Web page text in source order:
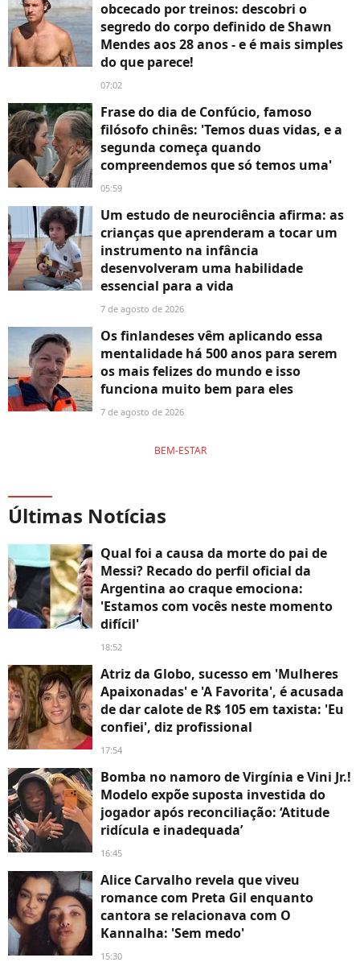
obcecado por treinos: descobri o
segredo do corpo definido de Shawn
Mendes aos 28 anos - e é mais simples
do que parece!
07:02
Frase do dia de Confúcio, famoso
filósofo chinês: 'Temos duas vidas, e a
segunda começa quando
compreendemos que só temos uma'
05:59
Um estudo de neurociência afirma: as
crianças que aprenderam a tocar um
instrumento na infância
desenvolveram uma habilidade
essencial para a vida
7 de agosto de 2026
Os finlandeses vêm aplicando essa
mentalidade há 500 anos para serem
os mais felizes do mundo e isso
funciona muito bem para eles
7 de agosto de 2026
BEM-ESTAR
Últimas Notícias
Qual foi a causa da morte do pai de
Messi? Recado do perfil oficial da
Argentina ao craque emociona:
'Estamos com vocês neste momento
difícil'
18:52
Atriz da Globo, sucesso em 'Mulheres
Apaixonadas' e 'A Favorita', é acusada
de dar calote de R$ 105 em taxista: 'Eu
confiei', diz profissional
17:54
Bomba no namoro de Virgínia e Vini Jr.!
Modelo expõe suposta investida do
jogador após reconciliação: ‘Atitude
ridícula e inadequada’
16:45
Alice Carvalho revela que viveu
romance com Preta Gil enquanto
cantora se relacionava com O
Kannalha: 'Sem medo'
15:30